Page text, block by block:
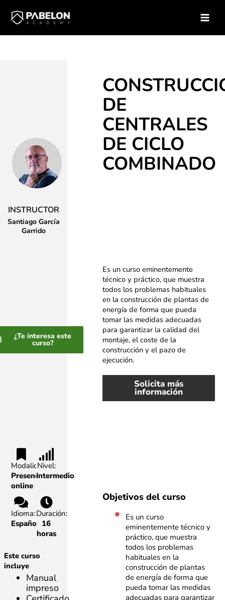
contenido
Inicio Soluciones para empresas
Curso – Construccion de Centrales de Ciclo Combinado
INSTRUCTOR
Santiago García
Garrido
¿Te interesa este
curso?
Modalidad:
Presencial,
online
Nivel:
Intermedio
Idioma:
Español
Duración:
16
horas
Este curso
incluye
Manual
impreso
DE
CENTRALES
DE CICLO
COMBINADO
Es un curso eminentemente
técnico y práctico, que muestra
todos los problemas habituales
en la construcción de plantas de
energía de forma que pueda
tomar las medidas adecuadas
para garantizar la calidad del
montaje, el coste de la
construcción y el pazo de
ejecución.
Solicita más
información
Objetivos del curso
Es un curso
eminentemente técnico y
práctico, que muestra
todos los problemas
habituales en la
construcción de plantas
de energía de forma que
pueda tomar las medidas
adecuadas para garantizar